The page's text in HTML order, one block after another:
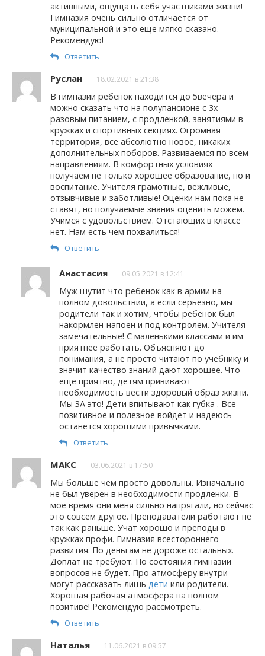
активными, ощущать себя участниками жизни!
Гимназия очень сильно отличается от
муниципальной и это еще мягко сказано.
Рекомендую!
Ответить
Руслан 18.02.2021 в 21:38
В гимназии ребенок находится до 5вечера и
можно сказать что на полупансионе с 3х
разовым питанием, с продленкой, занятиями в
кружках и спортивных секциях. Огромная
территория, все абсолютно новое, никаких
дополнительных поборов. Развиваемся по всем
направлениям. В комфортных условиях
получаем не только хорошее образование, но и
воспитание. Учителя грамотные, вежливые,
отзывчивые и заботливые! Оценки нам пока не
ставят, но получаемые знания оценить можем.
Учимся с удовольствием. Отстающих в классе
нет. Нам есть чем похвалиться!
Ответить
Анастасия 09.05.2021 в 12:41
Муж шутит что ребенок как в армии на
полном довольствии, а если серьезно, мы
родители так и хотим, чтобы ребенок был
накормлен-напоен и под контролем. Учителя
замечательные! С маленькими классами и им
приятнее работать. Объясняют до
понимания, а не просто читают по учебнику и
значит качество знаний дают хорошее. Что
еще приятно, детям прививают
необходимость вести здоровый образ жизни.
Мы ЗА это! Дети впитывают как губка . Все
позитивное и полезное войдет и надеюсь
останется хорошими привычками.
Ответить
МАКС 03.06.2021 в 17:50
Мы больше чем просто довольны. Изначально
не был уверен в необходимости продленки. В
мое время они меня сильно напрягали, но сейчас
это совсем другое. Преподаватели работают не
так как раньше. Учат хорошо и преподы в
кружках профи. Гимназия всестороннего
развития. По деньгам не дороже остальных.
Доплат не требуют. По состояния гимназии
вопросов не будет. Про атмосферу внутри
могут рассказать лишь дети или родители.
Хорошая рабочая атмосфера на полном
позитиве! Рекомендую рассмотреть.
Ответить
Наталья 11.06.2021 в 09:57